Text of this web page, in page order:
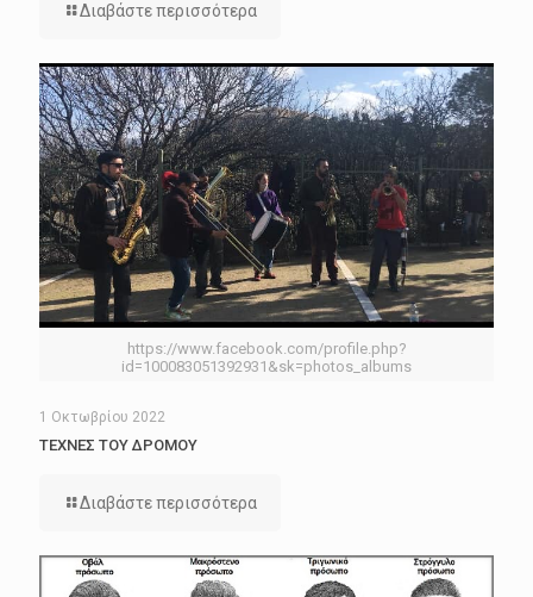
Διαβάστε περισσότερα
https://www.facebook.com/profile.php?
id=100083051392931&sk=photos_albums
1 Οκτωβρίου 2022
ΤΕΧΝΕΣ ΤΟΥ ΔΡΟΜΟΥ
Διαβάστε περισσότερα